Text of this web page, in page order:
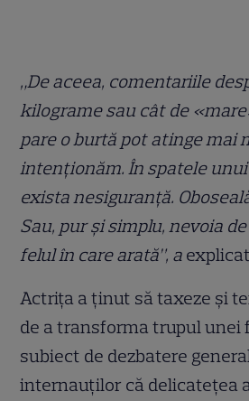
„De aceea, comentariile
kilograme sau cât de
pare o burtă pot atinge mai
intenționăm. În spatele
exista nesiguranță.
Sau, pur și simplu, nevoia
felul în care arată”, a
Actrița a ținut să taxeze și
de a transforma trupul
subiect de dezbatere
internauților că delicatețea